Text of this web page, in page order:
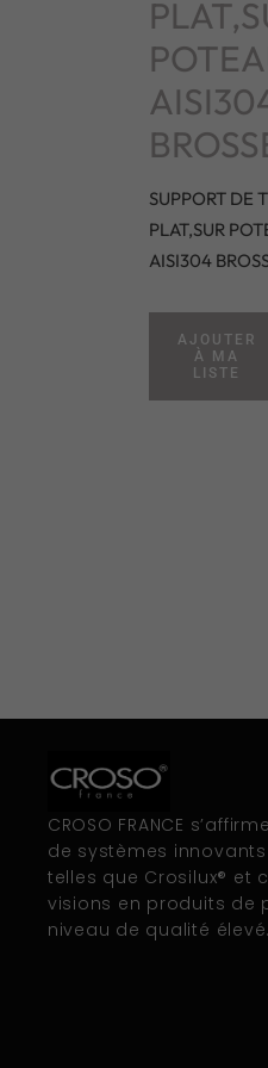
SUPPORT DE
PLAT,SUR
AISI304
AJOUTER
À MA
LISTE
CROSO FRANCE
de systèmes
telles que Crosilux® et
visions en produits de
niveau de qualité élevé.